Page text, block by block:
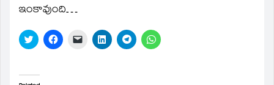
ఇంకావుంది…
Click
to
(Opens
Click
to
Click Click
to
Click
to
Click
to